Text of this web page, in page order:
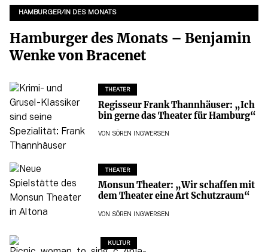
HAMBURGER/IN DES MONATS
Hamburger des Monats – Benjamin
Wenke von Bracenet
THEATER
Regisseur Frank Thannhäuser: „Ich
bin gerne das Theater für Hamburg“
VON SÖREN INGWERSEN
THEATER
Monsun Theater: „Wir schaffen mit
dem Theater eine Art Schutzraum“
VON SÖREN INGWERSEN
KULTUR